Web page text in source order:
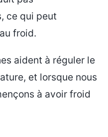
ce qui peut
froid.
aident à réguler le
et lorsque nous
à avoir froid